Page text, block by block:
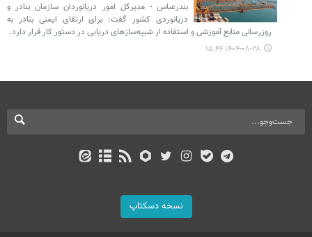
بندرعباس - مدیرکل امور دریانوردان سازمان بنادر و
دریانوردی کشور گفت: برای ارتقای ایمنی بنادر به‌
روزرسانی منابع آموزشی و استفاده از شبیه‌سازهای دریایی در دستور کار قرار دارد.
۱۴۰۴-۰۸-۲۸ ۱۵:۴۶
نسخه دسکتاپ